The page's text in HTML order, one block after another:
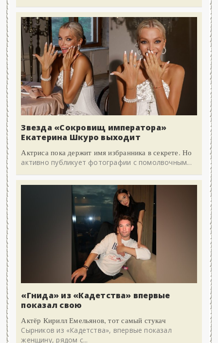
Звезда «Сокровищ императора»
Екатерина Шкуро выходит
Актриса пока держит имя избранника в секрете. Но
активно публикует фотографии с помолвочным...
«Гнида» из «Кадетства» впервые
показал свою
Актёр Кирилл Емельянов, тот самый стукач
Сырников из «Кадетства», впервые показал
женщину, рядом с...